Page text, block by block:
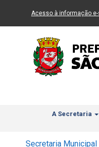
Ir ao Conteúdo
Acesso à informação
A Secretaria
Secretaria Municipal